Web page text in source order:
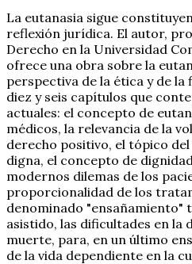
La eutanasia sigue
reflexión jurídica. El autor,
Derecho en la Universidad
ofrece una obra sobre la
perspectiva de la ética y de
diez y seis capítulos que
actuales: el concepto de
médicos, la relevancia de la
derecho positivo, el tópico
digna, el concepto de
modernos dilemas de los
proporcionalidad de los
denominado "ensañamiento"
asistido, las dificultades en la
muerte, para, en un último
de la vida dependiente en la